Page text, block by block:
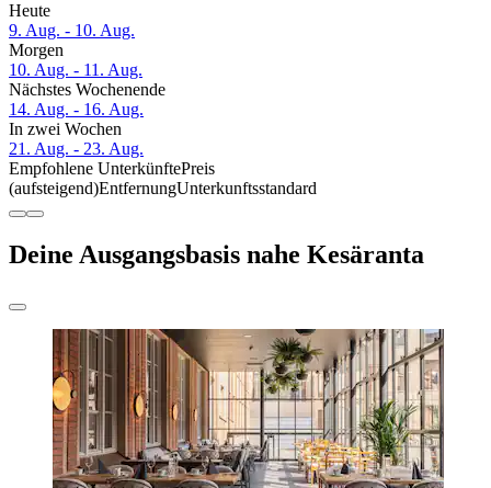
Heute
9. Aug. - 10. Aug.
Morgen
10. Aug. - 11. Aug.
Nächstes Wochenende
14. Aug. - 16. Aug.
In zwei Wochen
21. Aug. - 23. Aug.
Empfohlene UnterkünftePreis
(aufsteigend)EntfernungUnterkunftsstandard
Deine Ausgangsbasis nahe Kesäranta